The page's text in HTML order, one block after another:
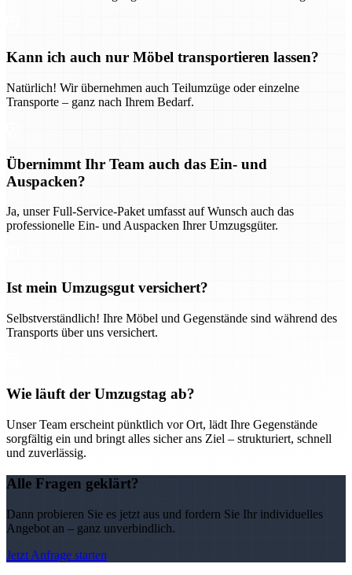
Kann ich auch nur Möbel transportieren lassen?
Natürlich! Wir übernehmen auch Teilumzüge oder einzelne
Transporte – ganz nach Ihrem Bedarf.
Übernimmt Ihr Team auch das Ein- und
Auspacken?
Ja, unser Full-Service-Paket umfasst auf Wunsch auch das
professionelle Ein- und Auspacken Ihrer Umzugsgüter.
Ist mein Umzugsgut versichert?
Selbstverständlich! Ihre Möbel und Gegenstände sind während des
Transports über uns versichert.
Wie läuft der Umzugstag ab?
Unser Team erscheint pünktlich vor Ort, lädt Ihre Gegenstände
sorgfältig ein und bringt alles sicher ans Ziel – strukturiert, schnell
und zuverlässig.
Alle Fragen geklärt?
Dann probieren Sie es jetzt aus und fordern Sie Ihr individuelles
Angebot an – ganz unverbindlich.
Jetzt Anfrage starten